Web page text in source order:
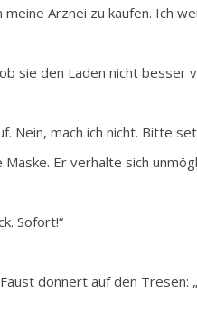
Arznei zu kaufen. Ich
sie den Laden nicht besser
Nein, mach ich nicht. Bitte
Er verhalte sich
Sofort!“
donnert auf den Tresen: